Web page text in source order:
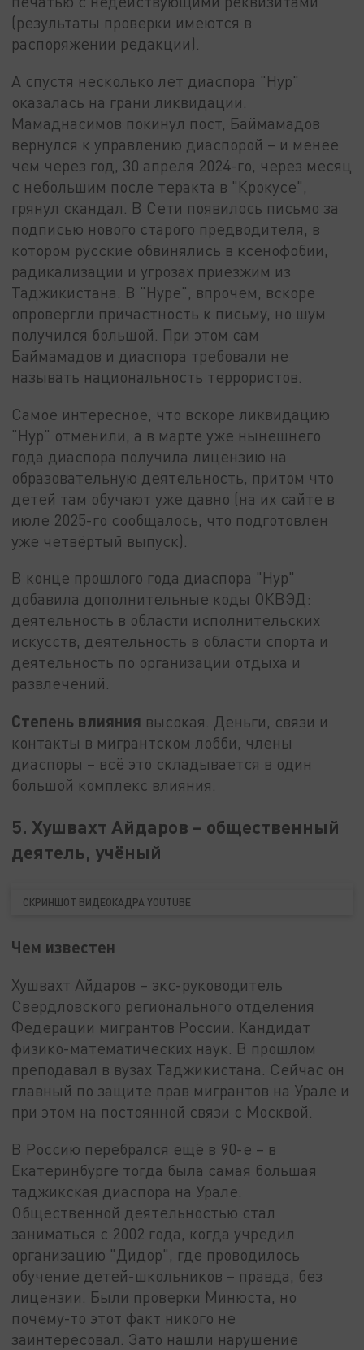
(результаты проверки имеются в
распоряжении редакции).
А спустя несколько лет диаспора "Нур"
оказалась на грани ликвидации.
Мамаднасимов покинул пост, Баймамадов
вернулся к управлению диаспорой – и менее
чем через год, 30 апреля 2024-го, через месяц
с небольшим после теракта в "Крокусе",
грянул скандал. В Сети появилось письмо за
подписью нового старого предводителя, в
котором русские обвинялись в ксенофобии,
радикализации и угрозах приезжим из
Таджикистана. В "Нуре", впрочем, вскоре
опровергли причастность к письму, но шум
получился большой. При этом сам
Баймамадов и диаспора требовали не
называть национальность террористов.
Самое интересное, что вскоре ликвидацию
"Нур" отменили, а в марте уже нынешнего
года диаспора получила лицензию на
образовательную деятельность, притом что
детей там обучают уже давно (на их сайте в
июле 2025-го сообщалось, что подготовлен
уже четвёртый выпуск).
В конце прошлого года диаспора "Нур"
добавила дополнительные коды ОКВЭД:
деятельность в области исполнительских
искусств, деятельность в области спорта и
деятельность по организации отдыха и
развлечений.
Степень влияния высокая. Деньги, связи и
контакты в мигрантском лобби, члены
диаспоры – всё это складывается в один
большой комплекс влияния.
5. Хушвахт Айдаров – общественный
деятель, учёный
СКРИНШОТ ВИДЕОКАДРА YOUTUBE
Чем известен
Хушвахт Айдаров – экс-руководитель
Свердловского регионального отделения
Федерации мигрантов России. Кандидат
физико-математических наук. В прошлом
преподавал в вузах Таджикистана. Сейчас он
главный по защите прав мигрантов на Урале и
при этом на постоянной связи с Москвой.
В Россию перебрался ещё в 90-е – в
Екатеринбурге тогда была самая большая
таджикская диаспора на Урале.
Общественной деятельностью стал
заниматься с 2002 года, когда учредил
организацию "Дидор", где проводилось
обучение детей-школьников – правда, без
лицензии. Были проверки Минюста, но
почему-то этот факт никого не
заинтересовал. Зато нашли нарушение